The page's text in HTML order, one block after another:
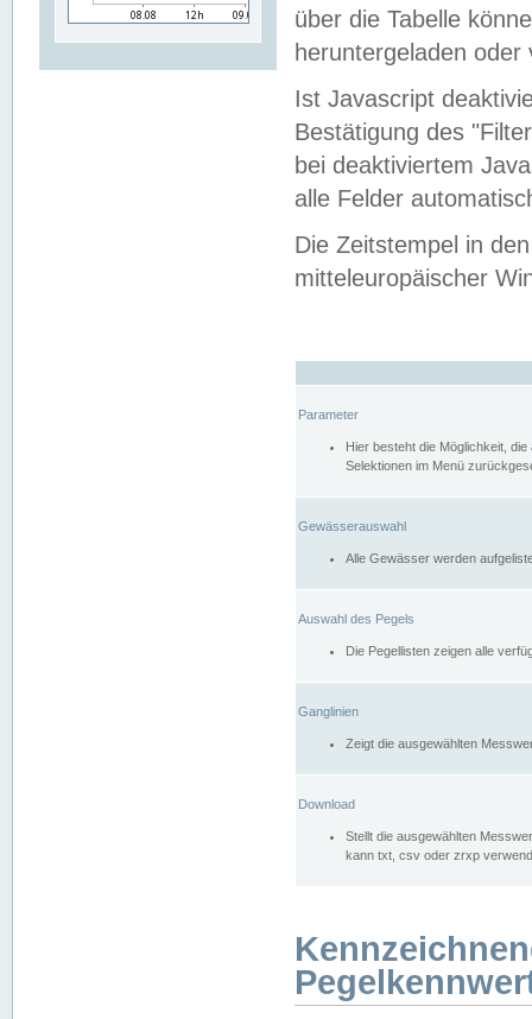
über die Tabelle
heruntergeladen oder
Ist Javascript
Bestätigung des
bei deaktiviertem
alle Felder
Die Zeitstempel in
mitteleuropäischer
Parameter
Hier besteht die Möglichkeit,
Selektionen im Menü
Gewässerauswahl
Alle Gewässer werden
Auswahl des Pegels
Die Pegellisten zeigen alle
Ganglinien
Zeigt die ausgewählten
Download
Stellt die ausgewählten
kann txt, csv oder zrxp